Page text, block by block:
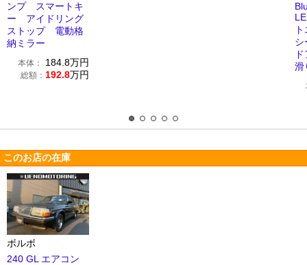
ンプ スマートキ
ー アイドリング
ストップ 電動格
納ミラー
本体： 184.8万円
総額： 192.8万円
滑
このお店の在庫
ボルボ
240 GL エアコン